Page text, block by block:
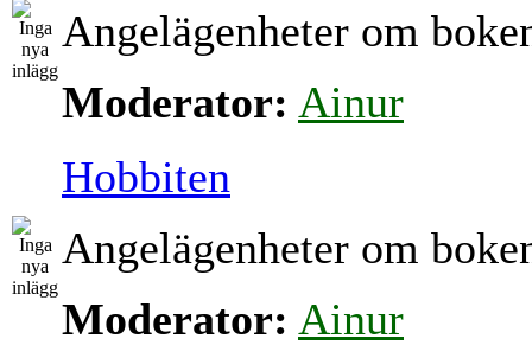
Angelägenheter om
Moderator: Ainur
Hobbiten
Angelägenheter om
Moderator: Ainur